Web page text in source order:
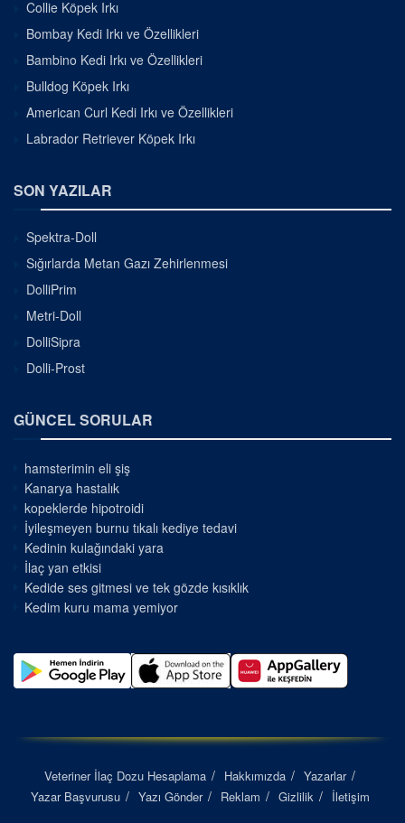
Collie Köpek Irkı
Bombay Kedi Irkı ve Özellikleri
Bambino Kedi Irkı ve Özellikleri
Bulldog Köpek Irkı
American Curl Kedi Irkı ve Özellikleri
Labrador Retriever Köpek Irkı
SON YAZILAR
Spektra-Doll
Sığırlarda Metan Gazı Zehirlenmesi
DolliPrim
Metri-Doll
DolliSipra
Dolli-Prost
GÜNCEL SORULAR
hamsterimin eli şiş
Kanarya hastalık
kopeklerde hipotroidi
İyileşmeyen burnu tıkalı kediye tedavi
Kedinin kulağındaki yara
İlaç yan etkisi
Kedide ses gitmesi ve tek gözde kısıklık
Kedim kuru mama yemiyor
Veteriner İlaç Dozu Hesaplama Hakkımızda
Yazarlar
Yazar Başvurusu
Yazı Gönder Reklam Gizlilik İletişim